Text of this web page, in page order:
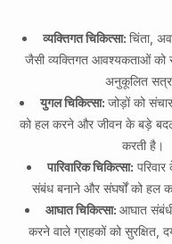
व्यक्तिगत चिकित्सा: चिंता,
जैसी व्यक्तिगत आवश्यकताओं को
अनुकूलित
युगल चिकित्सा: जोड़ों को
को हल करने और जीवन के बड़े
करती है।
पारिवारिक चिकित्सा:
संबंध बनाने और संघर्षों को हल
आघात चिकित्सा: आघात
करने वाले ग्राहकों को सुरक्षित,